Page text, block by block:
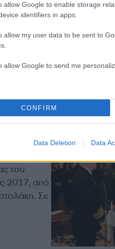
allow Google to enable storage
identifiers in apps.
allow my user data to be sent to
allow Google to send me
CONFIRM
Data Deletion Data
ΝΑΤΟ
Συνόδου
του
2017, από
Σε